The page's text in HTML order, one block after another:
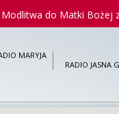
Matki Bożej z
MARYJA
RADIO JASNA